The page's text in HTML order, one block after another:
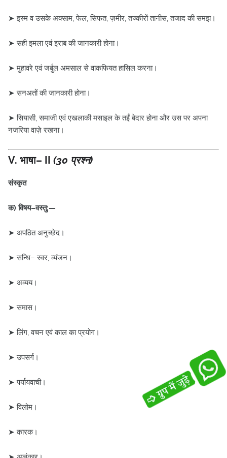
➤ इस्म व उसके अक्साम, फेल, सिफत, ज़मीर, तज्कीरों तानीस, तजाद की समझ।
➤ सही इमला एवं इराब की जानकारी होना।
➤ मुहावरे एवं जर्बुल अमसाल से वाकफियत हासिल करना।
➤ सनअतों की जानकारी होना।
➤ सियासी, समाजी एवं एखलाकी मसाइल के तईं बेदार होना और उस पर अपना
नजरिया वाज़े रखना।
V. भाषा– II (30 प्रश्न)
संस्कृत
क) विषय–वस्तु:—
➤ अपठित अनुच्छेद।
➤ सन्धि– स्वर, व्यंजन।
➤ अव्यय।
➤ समास।
➤ लिंग, वचन एवं काल का प्रयोग।
➤ उपसर्ग।
➤ पर्यायवाची।
➤ विलोम।
➤ कारक।